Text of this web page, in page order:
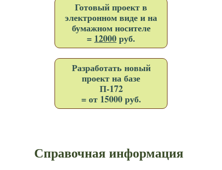
Готовый проект в
электронном виде и на
бумажном носителе
= 12000руб.
Разработать новый
проект на базе
П-172
= от 15000 руб.
Справочная информация